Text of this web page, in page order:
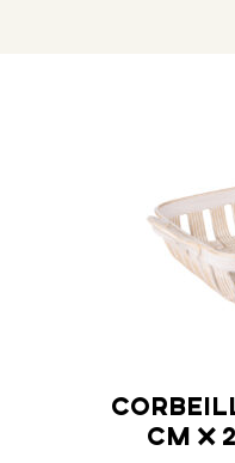
tressée 24